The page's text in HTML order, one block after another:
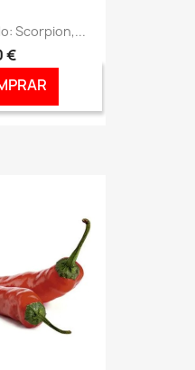
Scorpion,...
€